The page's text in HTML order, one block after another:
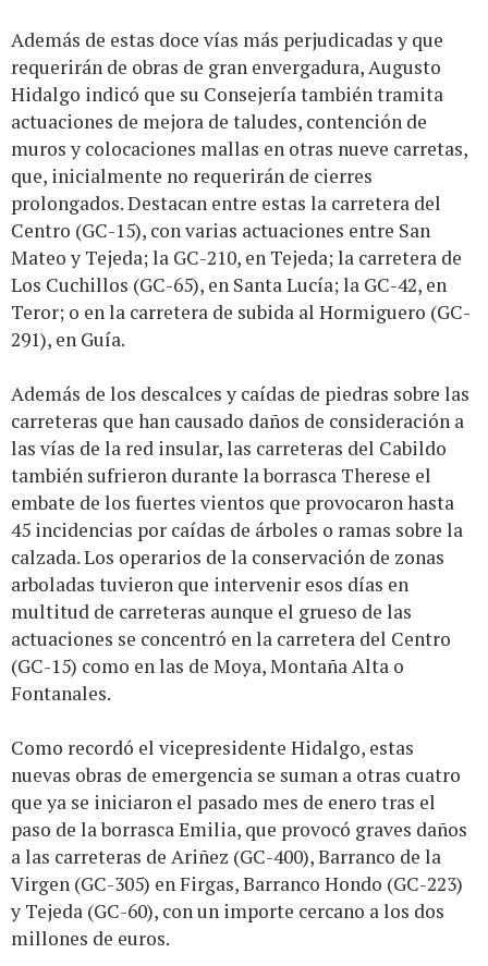
Además de estas doce vías más perjudicadas y que
requerirán de obras de gran envergadura, Augusto
Hidalgo indicó que su Consejería también tramita
actuaciones de mejora de taludes, contención de
muros y colocaciones mallas en otras nueve carretas,
que, inicialmente no requerirán de cierres
prolongados. Destacan entre estas la carretera del
Centro (GC-15), con varias actuaciones entre San
Mateo y Tejeda; la GC-210, en Tejeda; la carretera de
Los Cuchillos (GC-65), en Santa Lucía; la GC-42, en
Teror; o en la carretera de subida al Hormiguero (GC-
291), en Guía.
Además de los descalces y caídas de piedras sobre las
carreteras que han causado daños de consideración a
las vías de la red insular, las carreteras del Cabildo
también sufrieron durante la borrasca Therese el
embate de los fuertes vientos que provocaron hasta
45 incidencias por caídas de árboles o ramas sobre la
calzada. Los operarios de la conservación de zonas
arboladas tuvieron que intervenir esos días en
multitud de carreteras aunque el grueso de las
actuaciones se concentró en la carretera del Centro
(GC-15) como en las de Moya, Montaña Alta o
Fontanales.
Como recordó el vicepresidente Hidalgo, estas
nuevas obras de emergencia se suman a otras cuatro
que ya se iniciaron el pasado mes de enero tras el
paso de la borrasca Emilia, que provocó graves daños
a las carreteras de Ariñez (GC-400), Barranco de la
Virgen (GC-305) en Firgas, Barranco Hondo (GC-223)
y Tejeda (GC-60), con un importe cercano a los dos
millones de euros.